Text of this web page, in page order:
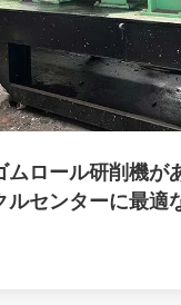
ムロール研削機が
ルセンターに最適